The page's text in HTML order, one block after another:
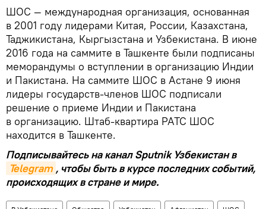
ШОС — международная организация, основанная
в 2001 году лидерами Китая, России, Казахстана,
Таджикистана, Кыргызстана и Узбекистана. В июне
2016 года на саммите в Ташкенте были подписаны
меморандумы о вступлении в организацию Индии
и Пакистана. На саммите ШОС в Астане 9 июня
лидеры государств-членов ШОС подписали
решение о приеме Индии и Пакистана
в организацию. Штаб-квартира РАТС ШОС
находится в Ташкенте.
Подписывайтесь на канал Sputnik Узбекистан в
Telegram , чтобы быть в курсе последних событий,
происходящих в стране и мире.